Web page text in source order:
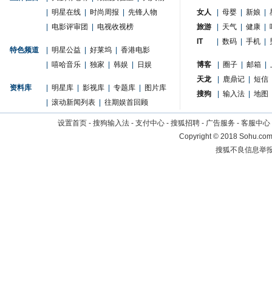
明星在线 时尚周报
先锋人物
电影评审团 电视收视榜
特色频道 明星公益 好莱坞
香港电影
嘻哈音乐 独家 韩娱 日娱
资料库 明星库 影视库 专题库
图片库
滚动新闻列表 往期娱首回顾
女人 母婴 新娘
旅游
天气 健康
IT
数码 手机
博客 圈子 邮箱
天龙
鹿鼎记
短信
搜狗
输入法 地图
设置首页 - 搜狗输入法 - 支付中心 - 搜狐招聘 - 广告服务 - 客服中心
Copyright©2018
搜狐不良信息举